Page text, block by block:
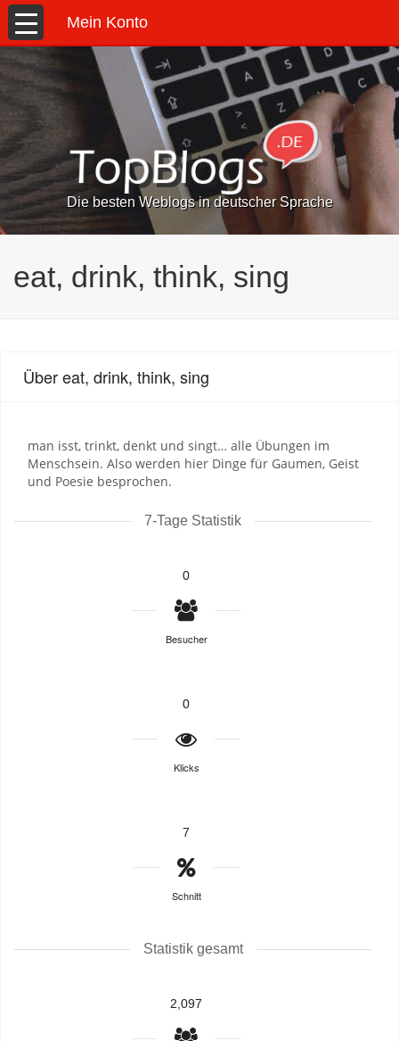
Mein Konto
Die besten Weblogs in deutscher Sprache
eat, drink, think, sing
Über eat, drink, think, sing
man isst, trinkt, denkt und singt… alle Übungen im
Menschsein. Also werden hier Dinge für Gaumen, Geist
und Poesie besprochen.
7-Tage Statistik
0
Besucher
0
Klicks
7
Schnitt
Statistik gesamt
2,097